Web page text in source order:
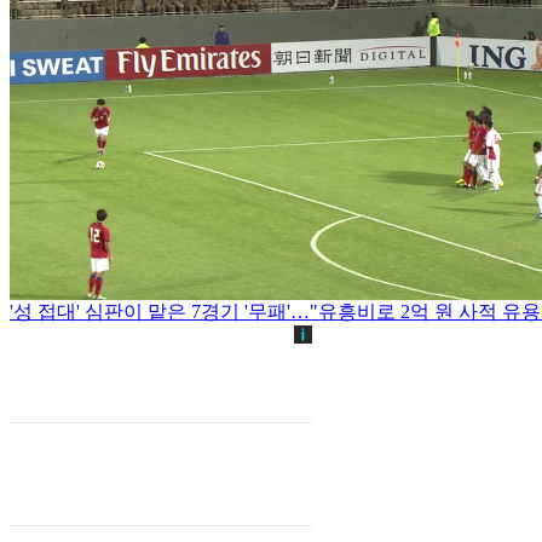
'성 접대' 심판이 맡은 7경기 '무패'…"유흥비로 2억 원 사적 유